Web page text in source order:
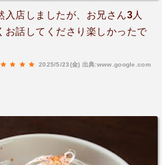
入店しましたが、お兄さん3人
お話してくださり楽しかったで
2025/5/23(金) 出典:www.google.com